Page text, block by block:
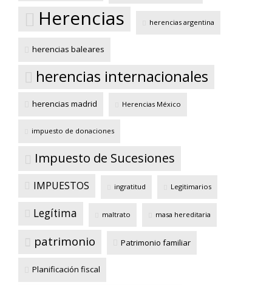
Herencias herencias argentina
herencias baleares
herencias internacionales
herencias madrid Herencias México
impuesto de donaciones
Impuesto de Sucesiones
IMPUESTOS ingratitud Legitimarios
Legítima maltrato masa hereditaria
patrimonio Patrimonio familiar
Planificación fiscal